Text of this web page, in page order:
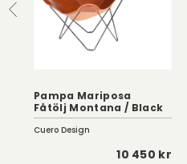
Pampa Mariposa
Fåtölj Montana / Black
Cuero Design
10 450 kr